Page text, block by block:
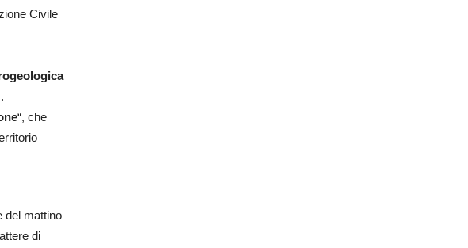
Civile
“, che
del mattino
di